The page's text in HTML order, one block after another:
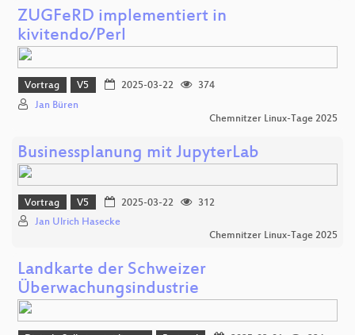
ZUGFeRD implementiert in
kivitendo/Perl
Vortrag V5 2025-03-22
374
Jan Büren
Chemnitzer Linux-Tage 2025
Businessplanung mit JupyterLab
Vortrag V5 2025-03-22
312
Jan Ulrich Hasecke
Chemnitzer Linux-Tage 2025
Landkarte der Schweizer
Überwachungsindustrie